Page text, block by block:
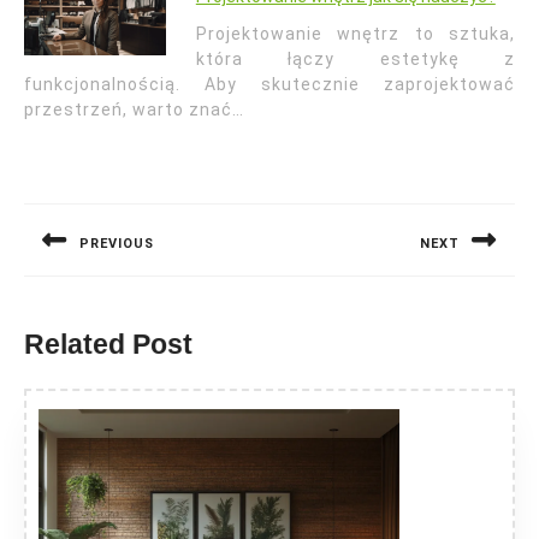
Projektowanie wnętrz to sztuka,
która łączy estetykę z
funkcjonalnością. Aby skutecznie zaprojektować
przestrzeń, warto znać…
PREVIOUS NEXT
Related Post